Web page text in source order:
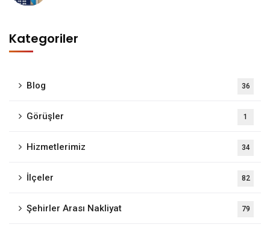
Kategoriler
Blog 36
Görüşler 1
Hizmetlerimiz 34
İlçeler 82
Şehirler Arası Nakliyat 79